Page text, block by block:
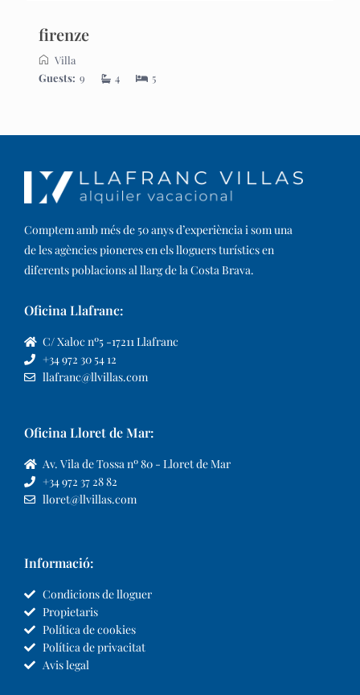
firenze
Villa
Guests: 9 4 5
Comptem amb més de 50 anys d’experiència i som una
de les agències pioneres en els lloguers turístics en
diferents poblacions al llarg de la Costa Brava. ​
Oficina Llafranc:
C/ Xaloc nº5 -17211 Llafranc
+34 972 30 54 12
llafranc@llvillas.com
Oficina Lloret de Mar:
Av. Vila de Tossa nº 80 - Lloret de Mar
+34 972 37 28 82
lloret@llvillas.com
Informació:
Condicions de lloguer
Propietaris
Política de cookies
Política de privacitat
Avis legal